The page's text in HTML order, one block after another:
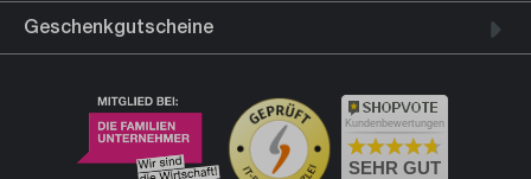
Geschenkgutscheine
Kundenbewertungen
SEHR GUT